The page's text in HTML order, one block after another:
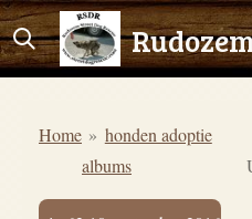
Ga
direct
hoofdinhoud
Home » honden adoptie
albums